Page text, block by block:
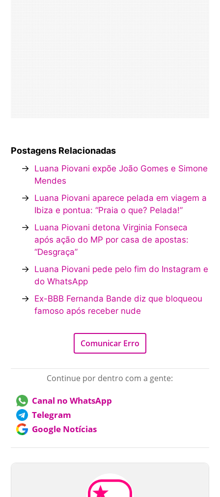
Postagens Relacionadas
→ Luana Piovani expõe João Gomes e Simone
Mendes
→ Luana Piovani aparece pelada em viagem a
Ibiza e pontua: “Praia o que? Pelada!”
→ Luana Piovani detona Virginia Fonseca
após ação do MP por casa de apostas:
“Desgraça”
→ Luana Piovani pede pelo fim do Instagram e
do WhatsApp
→ Ex-BBB Fernanda Bande diz que bloqueou
famoso após receber nude
Comunicar Erro
Continue por dentro com a gente:
Canal no WhatsApp
Telegram
Google Notícias